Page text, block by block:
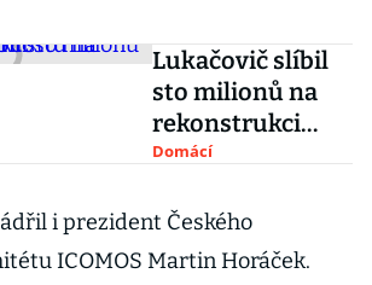
Lukačovič slíbil
sto milionů na
rekonstrukci
železničního
Domácí
i prezident Českého
ICOMOS Martin Horáček.